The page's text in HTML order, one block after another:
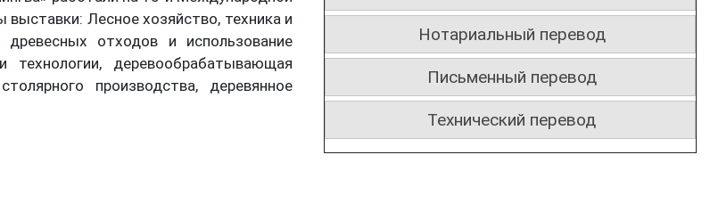
Лесное хозяйство, техника и
отходов и использование
деревообрабатывающая
производства, деревянное
Нотариальный перевод
Письменный перевод
Технический перевод